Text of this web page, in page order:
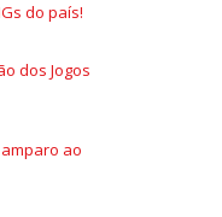
do país!
dos Jogos
ao